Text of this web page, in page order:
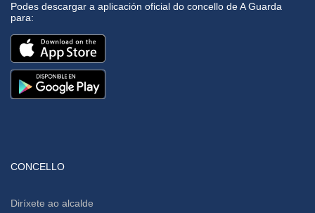
Podes descargar a aplicación oficial do concello de A Guarda
para:
CONCELLO
Diríxete ao alcalde